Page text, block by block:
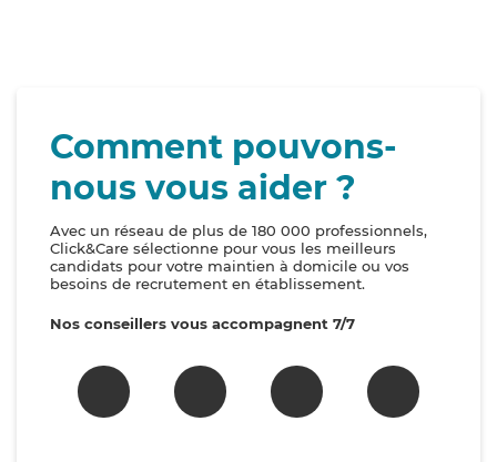
Comment pouvons-
nous vous aider ?
Avec un réseau de plus de 180 000 professionnels,
Click&Care sélectionne pour vous les meilleurs
candidats pour votre maintien à domicile ou vos
besoins de recrutement en établissement.
Nos conseillers vous accompagnent 7/7